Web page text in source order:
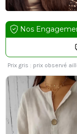
Nos
Prix gris : prix observé